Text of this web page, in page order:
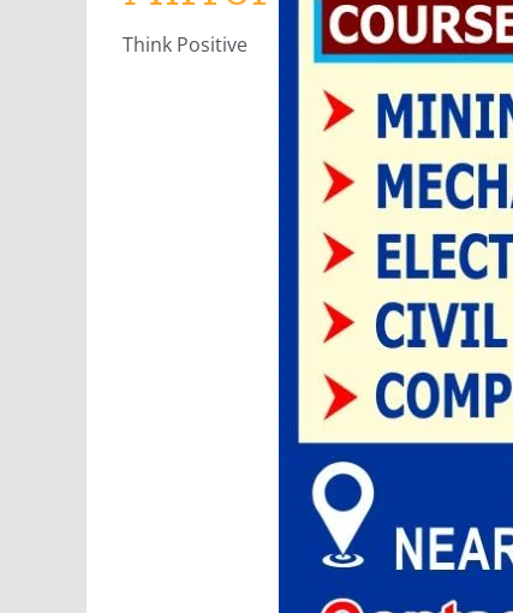
Think Positive